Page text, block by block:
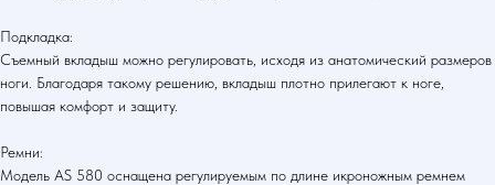
Подкладка:
Cъемный вкладыш можно регулировать, исходя из анатомический размеров
ноги. Благодаря такому решению, вкладыш плотно прилегают к ноге,
повышая комфорт и защиту.
Ремни:
Модель AS 580 оснащена регулируемым по длине икроножным ремнем